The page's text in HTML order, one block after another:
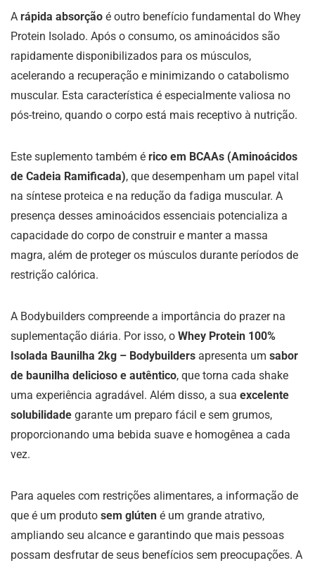
A rápida absorção é outro benefício fundamental do Whey
Protein Isolado. Após o consumo, os aminoácidos são
rapidamente disponibilizados para os músculos,
acelerando a recuperação e minimizando o catabolismo
muscular. Esta característica é especialmente valiosa no
pós-treino, quando o corpo está mais receptivo à nutrição.
Este suplemento também é rico em BCAAs (Aminoácidos
de Cadeia Ramificada), que desempenham um papel vital
na síntese proteica e na redução da fadiga muscular. A
presença desses aminoácidos essenciais potencializa a
capacidade do corpo de construir e manter a massa
magra, além de proteger os músculos durante períodos de
restrição calórica.
A Bodybuilders compreende a importância do prazer na
suplementação diária. Por isso, o Whey Protein 100%
Isolada Baunilha 2kg – Bodybuilders apresenta um sabor
de baunilha delicioso e autêntico, que torna cada shake
uma experiência agradável. Além disso, a sua excelente
solubilidade garante um preparo fácil e sem grumos,
proporcionando uma bebida suave e homogênea a cada
vez.
Para aqueles com restrições alimentares, a informação de
que é um produto sem glúten é um grande atrativo,
ampliando seu alcance e garantindo que mais pessoas
possam desfrutar de seus benefícios sem preocupações. A